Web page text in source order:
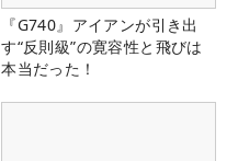
『G740』アイアンが引き出
す“反則級”の寛容性と飛びは
本当だった！